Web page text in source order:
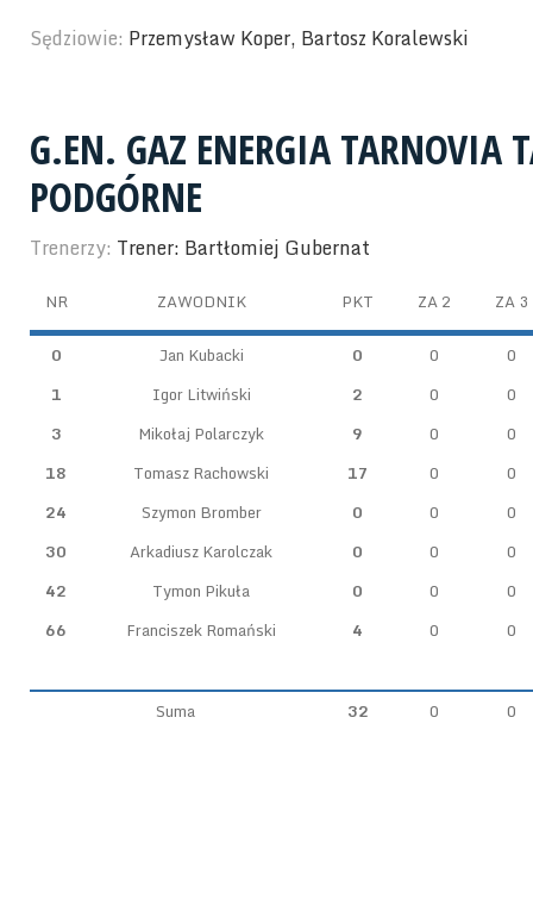
Sędziowie: Przemysław Koper, Bartosz Koralewski
G.EN. GAZ ENERGIA TARNOVIA
PODGÓRNE
Trenerzy: Trener: Bartłomiej Gubernat
NR ZAWODNIK PKT ZA 2 ZA 3
0 Jan Kubacki 0 0
0
1
Igor Litwiński 2 0
0
3
Mikołaj Polarczyk 9 0
0
18
Tomasz Rachowski 17 0
0
24
Szymon Bromber 0 0
0
30
Arkadiusz Karolczak 0 0
0
42
Tymon Pikuła 0 0
0
66
Franciszek Romański 4 0 0
Suma 32 0 0